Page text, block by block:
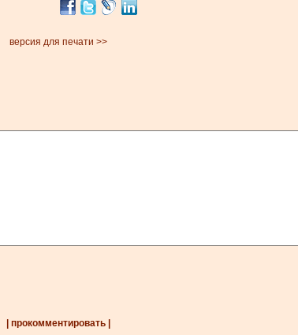
версия для печати >>
| прокомментировать |